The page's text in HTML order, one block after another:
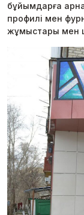
бұйымдарға
профилі мен
жұмыстары мен